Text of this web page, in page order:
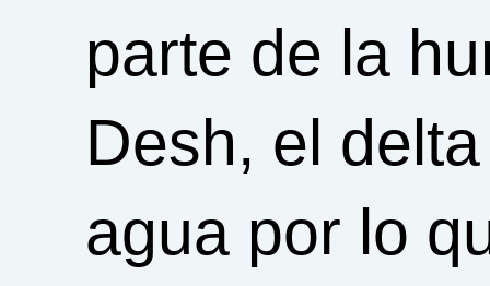
parte de la
Desh, el
agua por lo